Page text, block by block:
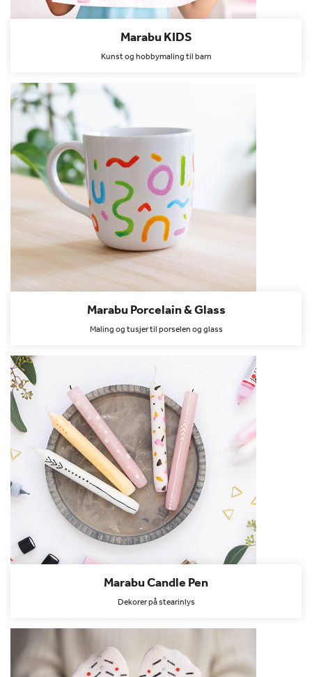
Marabu KIDS
Kunst og hobbymaling til barn
Marabu Porcelain & Glass
Maling og tusjer til porselen og glass
Marabu Candle Pen
Dekorer på stearinlys